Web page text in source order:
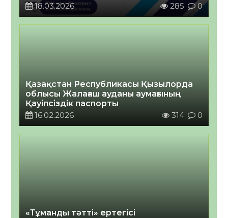
18.03.2026
285 0
Қазақстан Республикасы Қызылорда
облысы Жалағаш ауданы аумағының
Қауіпсіздік паспорты
16.02.2026
314 0
«Тұманды тәтті» ертегісі